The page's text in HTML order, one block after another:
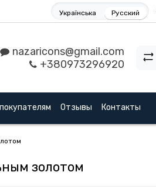
Українська Русский
nazaricons@gmail.com
+380973296920
Отзывы Контакты
золотом